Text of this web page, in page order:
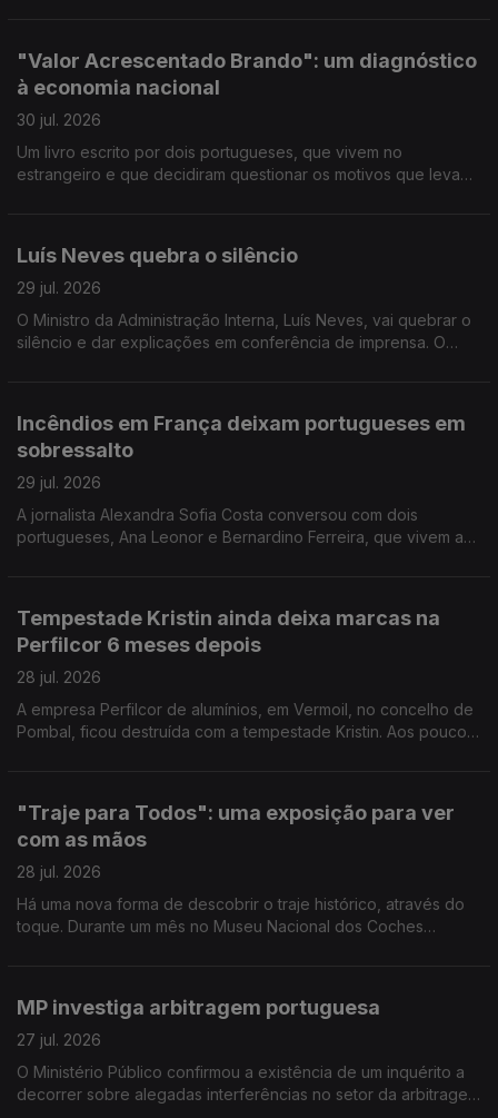
"Valor Acrescentado Brando": um diagnóstico
à economia nacional
30 jul. 2026
Um livro escrito por dois portugueses, que vivem no
estrangeiro e que decidiram questionar os motivos que levam
Luís Neves quebra o silêncio
29 jul. 2026
O Ministro da Administração Interna, Luís Neves, vai quebrar o
silêncio e dar explicações em conferência de imprensa. O
Incêndios em França deixam portugueses em
sobressalto
29 jul. 2026
A jornalista Alexandra Sofia Costa conversou com dois
portugueses, Ana Leonor e Bernardino Ferreira, que vivem a
Tempestade Kristin ainda deixa marcas na
Perfilcor 6 meses depois
28 jul. 2026
A empresa Perfilcor de alumínios, em Vermoil, no concelho de
Pombal, ficou destruída com a tempestade Kristin. Aos poucos
"Traje para Todos": uma exposição para ver
com as mãos
28 jul. 2026
Há uma nova forma de descobrir o traje histórico, através do
toque. Durante um mês no Museu Nacional dos Coches
MP investiga arbitragem portuguesa
27 jul. 2026
O Ministério Público confirmou a existência de um inquérito a
decorrer sobre alegadas interferências no setor da arbitragem